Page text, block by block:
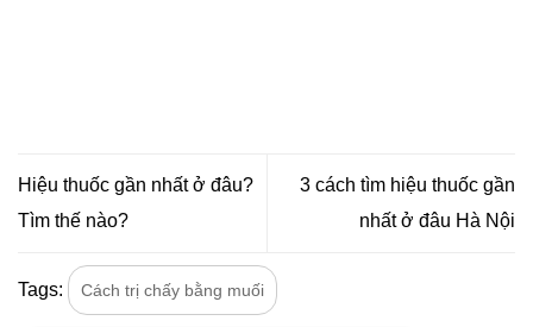
Hiệu thuốc gần nhất ở đâu?
Tìm thế nào?
3 cách tìm hiệu thuốc gần
nhất ở đâu Hà Nội
Tags: Cách trị chấy bằng muối